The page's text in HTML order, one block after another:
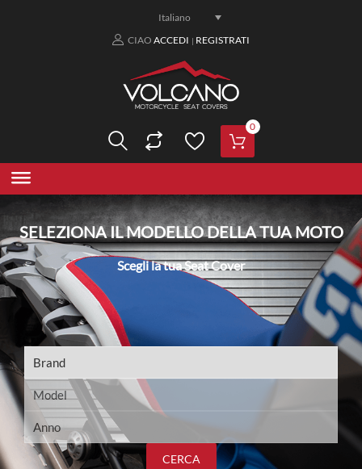
Italiano
CIAO ACCEDI | REGISTRATI
0
SELEZIONA IL MODELLO DELLA TUA MOTO
Scegli la tua Seat Cover
CERCA